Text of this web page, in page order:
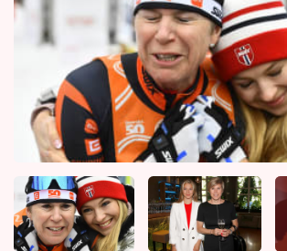
Horoskopy
Sledujte prima+
Filmový festival Karlovy Vary
Pořady
Mámy sobě